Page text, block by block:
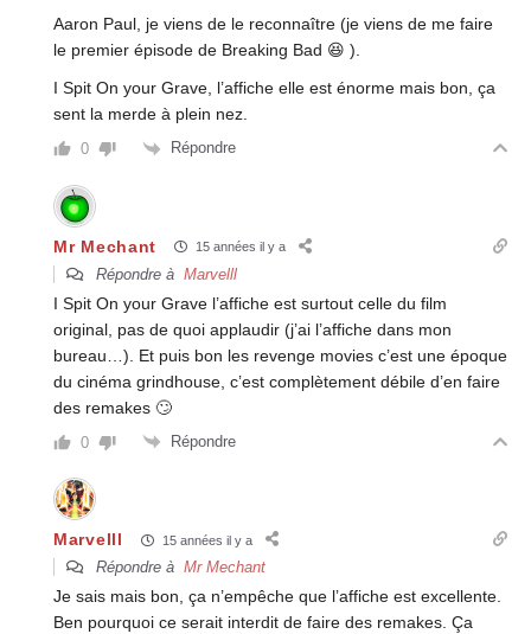
Aaron Paul, je viens de le reconnaître (je viens de me faire
le premier épisode de Breaking Bad 😆 ).
I Spit On your Grave, l’affiche elle est énorme mais bon, ça
sent la merde à plein nez.
0 Répondre
Mr Mechant 15 années il y a
Répondre à Marvelll
I Spit On your Grave l’affiche est surtout celle du film
original, pas de quoi applaudir (j’ai l’affiche dans mon
bureau…). Et puis bon les revenge movies c’est une époque
du cinéma grindhouse, c’est complètement débile d’en faire
des remakes 🙄
0 Répondre
Marvelll 15 années il y a
Répondre à Mr Mechant
Je sais mais bon, ça n’empêche que l’affiche est excellente.
Ben pourquoi ce serait interdit de faire des remakes. Ça